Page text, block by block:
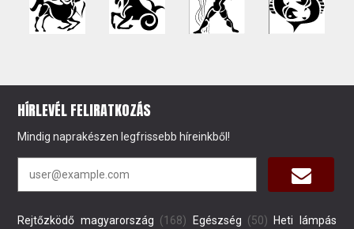
HÍRLEVÉL FELIRATKOZÁS
Mindig naprakészen legfrissebb híreinkből!
Rejtőzködő magyarország (168) Egészség (50)
Heti lámpás